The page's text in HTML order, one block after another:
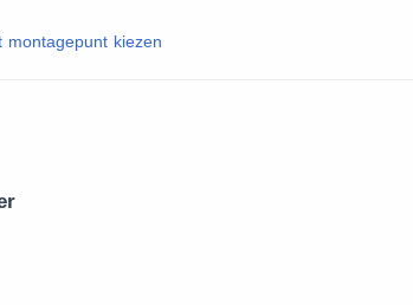
montagepunt kiezen